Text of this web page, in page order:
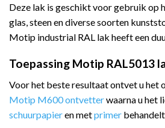
Deze lak is geschikt voor gebruik op
glas, steen en diverse soorten
Motip industrial RAL lak heeft een
Toepassing Motip RAL5013
Voor het beste resultaat ontvet u het
Motip M600 ontvetterwaarna u het
schuurpapieren metprimer